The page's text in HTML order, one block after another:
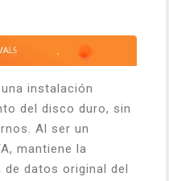
instalación
del disco duro, sin
Al ser un
mantiene la
datos original del